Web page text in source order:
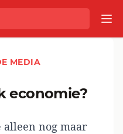
MEDIA
economie?
nog maar